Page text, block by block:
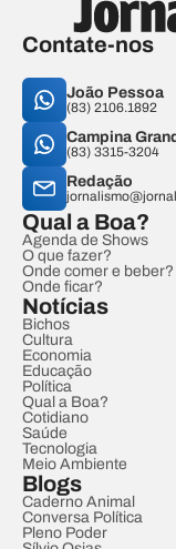
Contate-nos
João Pessoa
(83) 2106.1892
Campina
(83) 3315-3204
Redação
Qual a Boa?
Agenda de Shows
O que fazer?
Onde comer e beber?
Onde ficar?
Notícias
Bichos
Cultura
Economia
Educação
Política
Qual a Boa?
Cotidiano
Saúde
Tecnologia
Meio Ambiente
Blogs
Caderno Animal
Conversa Política
Pleno Poder